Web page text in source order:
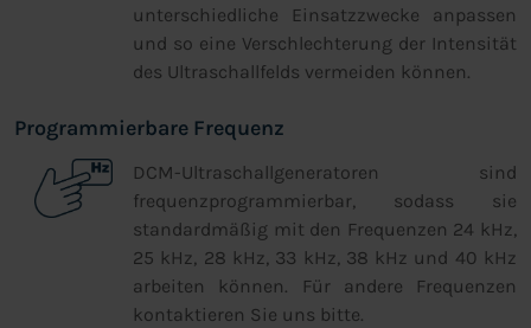
unterschiedliche Einsatzzwecke anpassen
und so eine Verschlechterung der Intensität
des Ultraschallfelds vermeiden können.
Programmierbare Frequenz
DCM-Ultraschallgeneratoren sind
frequenzprogrammierbar, sodass sie
standardmäßig mit den Frequenzen 24 kHz,
25 kHz, 28 kHz, 33 kHz, 38 kHz und 40 kHz
arbeiten können. Für andere Frequenzen
kontaktieren Sie uns bitte.